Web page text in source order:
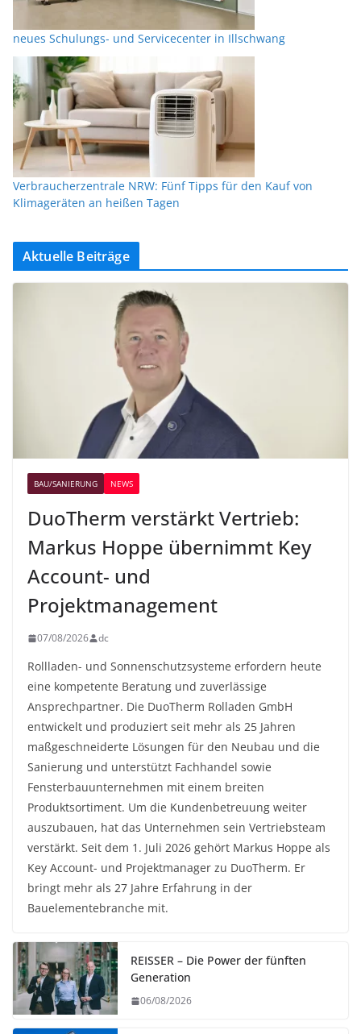
neues Schulungs- und Servicecenter in Illschwang
Verbraucherzentrale NRW: Fünf Tipps für den Kauf von
Klimageräten an heißen Tagen
Aktuelle Beiträge
BAU/SANIERUNG NEWS
DuoTherm verstärkt Vertrieb:
Markus Hoppe übernimmt Key
Account- und
Projektmanagement
07/08/2026 dc
Rollladen- und Sonnenschutzsysteme erfordern heute
eine kompetente Beratung und zuverlässige
Ansprechpartner. Die DuoTherm Rolladen GmbH
entwickelt und produziert seit mehr als 25 Jahren
maßgeschneiderte Lösungen für den Neubau und die
Sanierung und unterstützt Fachhandel sowie
Fensterbauunternehmen mit einem breiten
Produktsortiment. Um die Kundenbetreuung weiter
auszubauen, hat das Unternehmen sein Vertriebsteam
verstärkt. Seit dem 1. Juli 2026 gehört Markus Hoppe als
Key Account- und Projektmanager zu DuoTherm. Er
bringt mehr als 27 Jahre Erfahrung in der
Bauelementebranche mit.
REISSER – Die Power der fünften
Generation
06/08/2026